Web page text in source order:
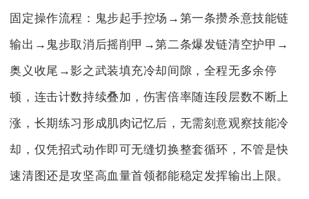
固定操作流程：鬼步起手控场→第一条攒杀意技能链
输出→鬼步取消后摇削甲→第二条爆发链清空护甲→
奥义收尾→影之武装填充冷却间隙，全程无多余停
顿，连击计数持续叠加，伤害倍率随连段层数不断上
涨，长期练习形成肌肉记忆后，无需刻意观察技能冷
却，仅凭招式动作即可无缝切换整套循环，不管是快
速清图还是攻坚高血量首领都能稳定发挥输出上限。